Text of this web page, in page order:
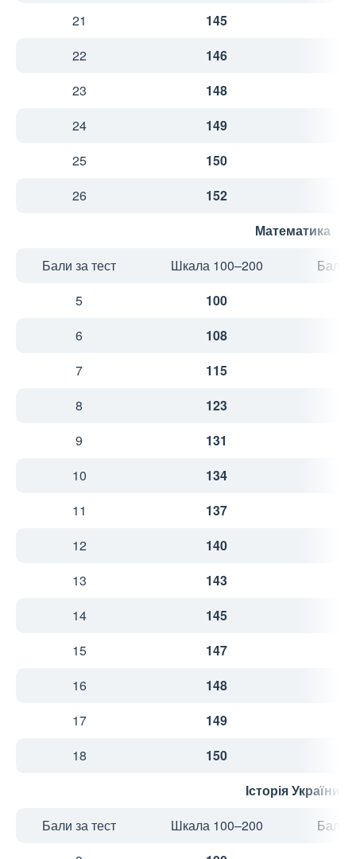
21
145
22
146
23
148
24
149
25
150
26
152
Математика
Бали за тест
Шкала 100–200
Бали
5
100
6
108
7
115
8
123
9
131
10
134
11
137
12
140
13
143
14
145
15
147
16
148
17
149
18
150
Історія України
Бали за тест
Шкала 100–200
Бали